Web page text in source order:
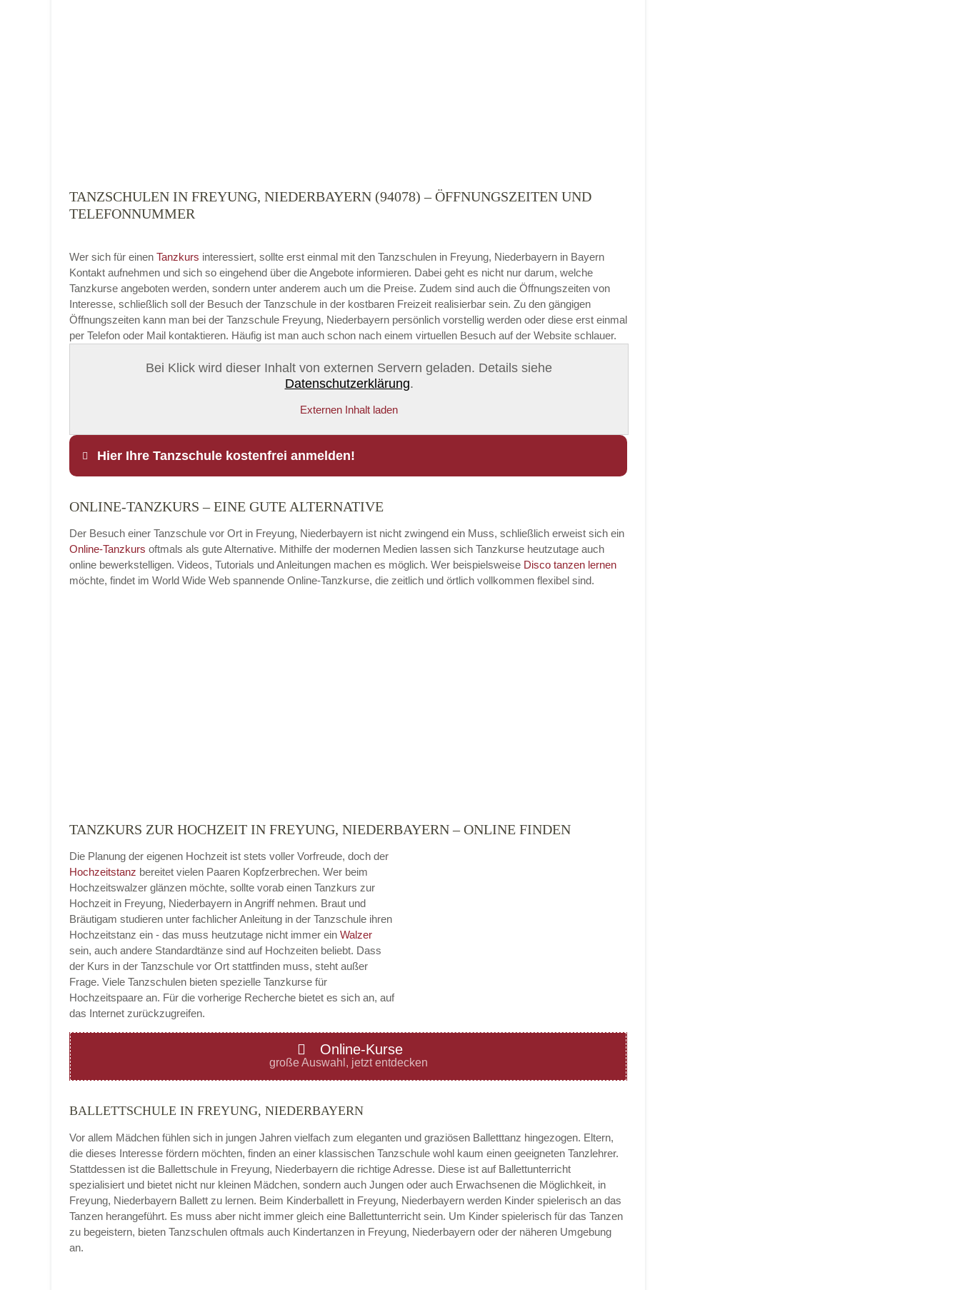
Mit Absenden der Daten akzeptiere ich die
ABSENDEN
TANZSCHULEN IN FREYUNG, NIEDERBAYERN (94078) – ÖFFNUNGSZEITEN UND
TELEFONNUMMER
Wer sich für einen Tanzkurs interessiert, sollte erst einmal mit den Tanzschulen in Freyung, Niederbayern in Bayern
Kontakt aufnehmen und sich so eingehend über die Angebote informieren. Dabei geht es nicht nur darum, welche
Tanzkurse angeboten werden, sondern unter anderem auch um die Preise. Zudem sind auch die Öffnungszeiten von
Interesse, schließlich soll der Besuch der Tanzschule in der kostbaren Freizeit realisierbar sein. Zu den gängigen
Öffnungszeiten kann man bei der Tanzschule Freyung, Niederbayern persönlich vorstellig werden oder diese erst einmal
per Telefon oder Mail kontaktieren. Häufig ist man auch schon nach einem virtuellen Besuch auf der Website schlauer.
Bei Klick wird dieser Inhalt von externen Servern geladen. Details siehe
Datenschutzerklärung.
Externen Inhalt laden
Hier Ihre Tanzschule kostenfrei anmelden!
E-Mail*
Telefonnummer
E-Mail-Adresse
—
HINZUFÜGEN
Mittwoch — ÖFFNUNGSZEITEN
HINZUFÜGEN
ONLINE-TANZKURS – EINE GUTE ALTERNATIVE
Der Besuch einer Tanzschule vor Ort in Freyung, Niederbayern ist nicht zwingend ein Muss, schließlich erweist sich ein
Online-Tanzkurs oftmals als gute Alternative. Mithilfe der modernen Medien lassen sich Tanzkurse heutzutage auch
online bewerkstelligen. Videos, Tutorials und Anleitungen machen es möglich. Wer beispielsweise Disco tanzen lernen
möchte, findet im World Wide Web spannende Online-Tanzkurse, die zeitlich und örtlich vollkommen flexibel sind.
TANZKURS ZUR HOCHZEIT IN FREYUNG, NIEDERBAYERN – ONLINE FINDEN
Die Planung der eigenen Hochzeit ist stets voller Vorfreude, doch der
Hochzeitstanz bereitet vielen Paaren Kopfzerbrechen. Wer beim
Hochzeitswalzer glänzen möchte, sollte vorab einen Tanzkurs zur
Hochzeit in Freyung, Niederbayern in Angriff nehmen. Braut und
Bräutigam studieren unter fachlicher Anleitung in der Tanzschule ihren
Hochzeitstanz ein - das muss heutzutage nicht immer ein Walzer
sein, auch andere Standardtänze sind auf Hochzeiten beliebt. Dass
der Kurs in der Tanzschule vor Ort stattfinden muss, steht außer
Frage. Viele Tanzschulen bieten spezielle Tanzkurse für
Hochzeitspaare an. Für die vorherige Recherche bietet es sich an, auf
das Internet zurückzugreifen.
Online-Kurse
große Auswahl, jetzt entdecken
BALLETTSCHULE IN FREYUNG, NIEDERBAYERN
Vor allem Mädchen fühlen sich in jungen Jahren vielfach zum eleganten und graziösen Balletttanz hingezogen. Eltern,
die dieses Interesse fördern möchten, finden an einer klassischen Tanzschule wohl kaum einen geeigneten Tanzlehrer.
Stattdessen ist die Ballettschule in Freyung, Niederbayern die richtige Adresse. Diese ist auf Ballettunterricht
spezialisiert und bietet nicht nur kleinen Mädchen, sondern auch Jungen oder auch Erwachsenen die Möglichkeit, in
Freyung, Niederbayern Ballett zu lernen. Beim Kinderballett in Freyung, Niederbayern werden Kinder spielerisch an das
Tanzen herangeführt. Es muss aber nicht immer gleich eine Ballettunterricht sein. Um Kinder spielerisch für das Tanzen
zu begeistern, bieten Tanzschulen oftmals auch Kindertanzen in Freyung, Niederbayern oder der näheren Umgebung
an.